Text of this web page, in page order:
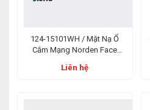
124-15101WH / Mặt Nạ Ổ
Cắm Mạng Norden Face
Liên hệ